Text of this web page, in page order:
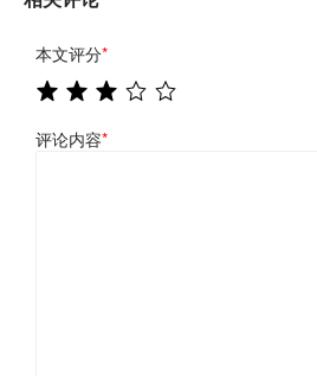
本文评分*
评论内容*